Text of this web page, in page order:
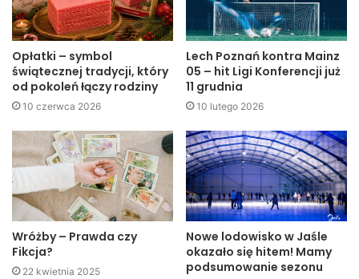
Opłatki – symbol
świątecznej tradycji, który
od pokoleń łączy rodziny
10 czerwca 2026
Lech Poznań kontra Mainz
05 – hit Ligi Konferencji już
11 grudnia
10 lutego 2026
Wróżby – Prawda czy
Fikcja?
22 kwietnia 2025
Nowe lodowisko w Jaśle
okazało się hitem! Mamy
podsumowanie sezonu